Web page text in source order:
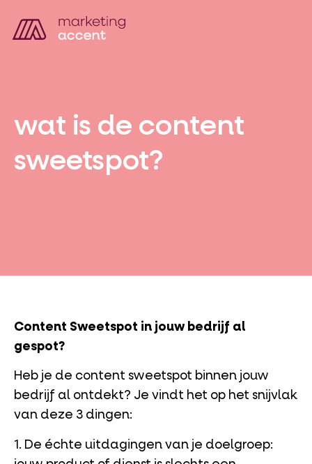
wat is de content
sweetspot?
Content Sweetspot in jouw bedrijf al
gespot?
Heb je de content sweetspot binnen jouw
bedrijf al ontdekt? Je vindt het op het snijvlak
van deze 3 dingen:
1. De échte uitdagingen van je doelgroep: